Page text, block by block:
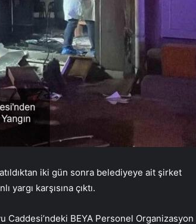
iki gün sonra belediyeye ait şirket
yargı karşısına çıktı.
Caddesi’ndeki BEYA Personel Organizasyon